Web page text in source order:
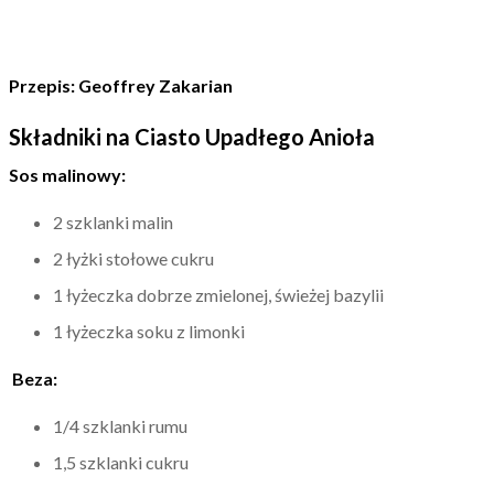
Przepis: Geoffrey Zakarian
Składniki na Ciasto Upadłego Anioła
Sos malinowy:
2 szklanki malin
2 łyżki stołowe cukru
1 łyżeczka dobrze zmielonej, świeżej bazylii
1 łyżeczka soku z limonki
Beza:
1/4 szklanki rumu
1,5 szklanki cukru